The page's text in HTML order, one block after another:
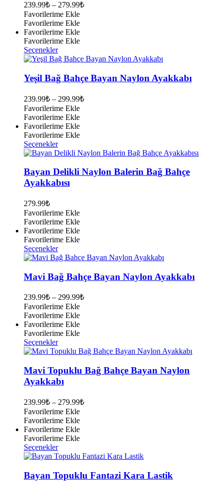
ürün
sayfasından
seçilebilir
239.99₺ – 279.99₺
Favorilerime Ekle
Favorilerime Ekle
Favorilerime Ekle
Favorilerime Ekle
SeçeneklerBu
ürünün
fazla
varyasyonu
Seçenekler
ürün
sayfasından
seçilebilir
Yeşil Bağ Bahçe Bayan Naylon Ayakkabı
239.99₺ – 299.99₺
Favorilerime Ekle
Favorilerime Ekle
Favorilerime Ekle
Favorilerime Ekle
SeçeneklerBu
ürünün
fazla
varyasyonu
var.
sayfasından
seçilebilir
Bayan Delikli Naylon Balerin Bağ Bahçe
Ayakkabısı
279.99₺
Favorilerime Ekle
Favorilerime Ekle
Favorilerime Ekle
Favorilerime Ekle
SeçeneklerBu
ürünün
fazla
varyasyonu
var.
Seçenekler
ürün
sayfasından
seçilebilir
Mavi Bağ Bahçe Bayan Naylon Ayakkabı
239.99₺ – 299.99₺
Favorilerime Ekle
Favorilerime Ekle
Favorilerime Ekle
Favorilerime Ekle
SeçeneklerBu
ürünün
fazla
varyasyonu
var.
ürün
sayfasından
seçilebilir
Mavi Topuklu Bağ Bahçe Bayan Naylon
Ayakkabı
239.99₺ – 279.99₺
Favorilerime Ekle
Favorilerime Ekle
Favorilerime Ekle
Favorilerime Ekle
SeçeneklerBu
ürünün
fazla
varyasyonu
Bayan Topuklu Fantazi Kara Lastik